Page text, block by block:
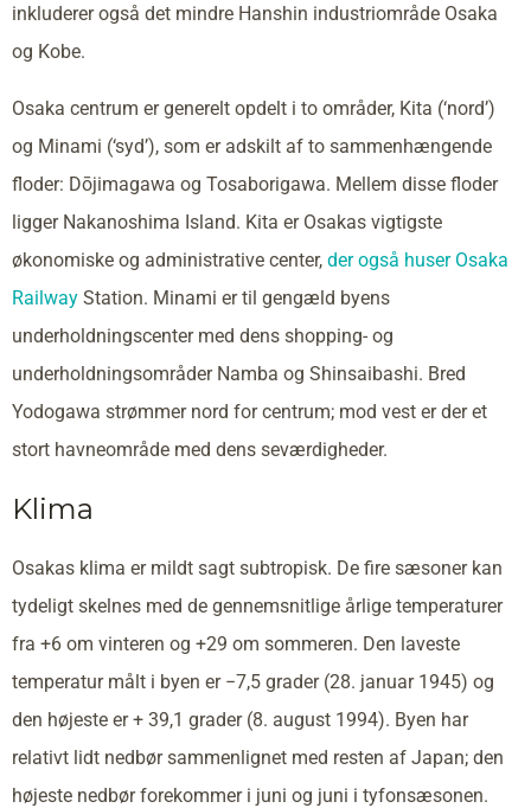
inkluderer også det mindre Hanshin industriområde Osaka
og Kobe.
Osaka centrum er generelt opdelt i to områder, Kita (‘nord’)
og Minami (‘syd’), som er adskilt af to sammenhængende
floder: Dōjimagawa og Tosaborigawa. Mellem disse floder
ligger Nakanoshima Island. Kita er Osakas vigtigste
økonomiske og administrative center, der også huser Osaka
Railway Station. Minami er til gengæld byens
underholdningscenter med dens shopping- og
underholdningsområder Namba og Shinsaibashi. Bred
Yodogawa strømmer nord for centrum; mod vest er der et
stort havneområde med dens seværdigheder.
Klima
Osakas klima er mildt sagt subtropisk. De fire sæsoner kan
tydeligt skelnes med de gennemsnitlige årlige temperaturer
fra +6 om vinteren og +29 om sommeren. Den laveste
temperatur målt i byen er −7,5 grader (28. januar 1945) og
den højeste er + 39,1 grader (8. august 1994). Byen har
relativt lidt nedbør sammenlignet med resten af Japan; den
højeste nedbør forekommer i juni og juni i tyfonsæsonen.